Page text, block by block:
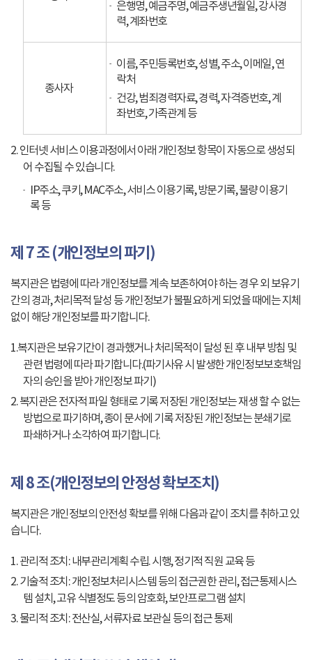
은행명, 예금주명, 예금주생년월일, 강사경
력, 계좌번호
종사자
이름, 주민등록번호, 성별, 주소, 이메일, 연
락처
건강, 범죄경력자료, 경력, 자격증번호, 계
좌번호, 가족관계 등
2. 인터넷 서비스 이용과정에서 아래 개인정보 항목이 자동으로 생성되
어 수집될 수 있습니다.
IP주소, 쿠키, MAC주소, 서비스 이용기록, 방문기록, 불량 이용기
록 등
제 7 조 (개인정보의 파기)
복지관은 법령에 따라 개인정보를 계속 보존하여야 하는 경우 외 보유기
간의 경과, 처리목적 달성 등 개인정보가 불필요하게 되었을 때에는 지체
없이 해당 개인정보를 파기합니다.
1.복지관은 보유기간이 경과했거나 처리목적이 달성 된 후 내부 방침 및
관련 법령에 따라 파기합니다.(파기사유 시 발생한 개인정보보호책임
자의 승인을 받아 개인정보 파기)
2. 복지관은 전자적 파일 형태로 기록 저장된 개인정보는 재생 할 수 없는
방법으로 파기하며, 종이 문서에 기록 저장된 개인정보는 분쇄기로
파쇄하거나 소각하여 파기합니다.
제 8 조(개인정보의 안정성 확보조치)
복지관은 개인정보의 안전성 확보를 위해 다음과 같이 조치를 취하고 있
습니다.
1. 관리적 조치: 내부관리계획 수립. 시행, 정기적 직원 교육 등
2. 기술적 조치: 개인정보처리시스템 등의 접근권한 관리, 접근통제시스
템 설치, 고유 식별정도 등의 암호화, 보안프로그램 설치
3. 물리적 조치: 전산실, 서류자료 보관실 등의 접근 통제